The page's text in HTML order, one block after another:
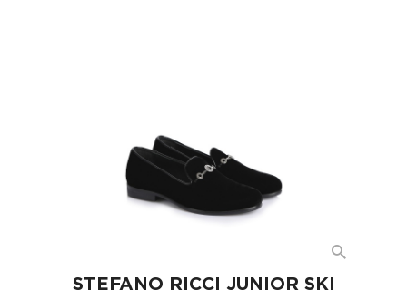
STEFANO RICCI JUNIOR SKI